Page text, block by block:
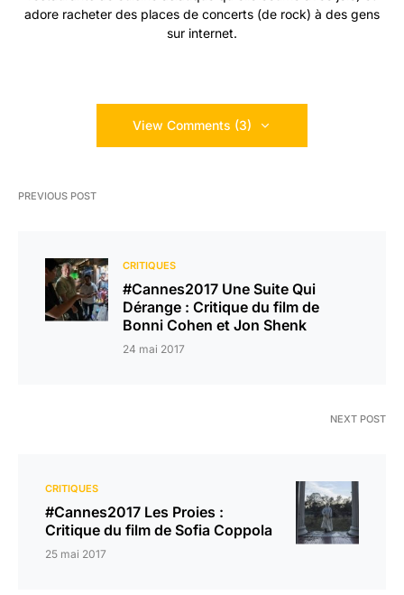
adore racheter des places de concerts (de rock) à des gens
sur internet.
View Comments (3)
PREVIOUS POST
CRITIQUES
#Cannes2017 Une Suite Qui
Dérange : Critique du film de
Bonni Cohen et Jon Shenk
24 mai 2017
NEXT POST
CRITIQUES
#Cannes2017 Les Proies :
Critique du film de Sofia Coppola
25 mai 2017